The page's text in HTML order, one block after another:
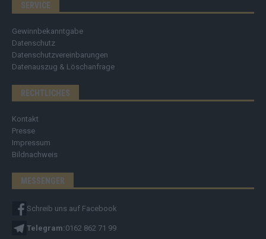
SERVICE
Gewinnbekanntgabe
Datenschutz
Datenschutzvereinbarungen
Datenauszug & Löschanfrage
RECHTLICHES
Kontakt
Presse
Impressum
Bildnachweis
MESSENGER
Schreib uns auf Facebook
Telegram:0162 862 71 99